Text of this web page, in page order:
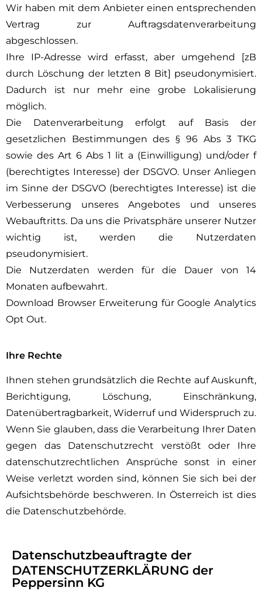
Wir haben mit dem Anbieter einen entsprechenden
Vertrag zur Auftragsdatenverarbeitung
abgeschlossen.
Ihre IP-Adresse wird erfasst, aber umgehend [zB
durch Löschung der letzten 8 Bit] pseudonymisiert.
Dadurch ist nur mehr eine grobe Lokalisierung
möglich.
Die Datenverarbeitung erfolgt auf Basis der
gesetzlichen Bestimmungen des § 96 Abs 3 TKG
sowie des Art 6 Abs 1 lit a (Einwilligung) und/oder f
(berechtigtes Interesse) der DSGVO. Unser Anliegen
im Sinne der DSGVO (berechtigtes Interesse) ist die
Verbesserung unseres Angebotes und unseres
Webauftritts. Da uns die Privatsphäre unserer Nutzer
wichtig ist, werden die Nutzerdaten
pseudonymisiert.
Die Nutzerdaten werden für die Dauer von 14
Monaten aufbewahrt.
Download Browser Erweiterung für Google Analytics
Opt Out.
Ihre Rechte
Ihnen stehen grundsätzlich die Rechte auf Auskunft,
Berichtigung, Löschung, Einschränkung,
Datenübertragbarkeit, Widerruf und Widerspruch zu.
Wenn Sie glauben, dass die Verarbeitung Ihrer Daten
gegen das Datenschutzrecht verstößt oder Ihre
datenschutzrechtlichen Ansprüche sonst in einer
Weise verletzt worden sind, können Sie sich bei der
Aufsichtsbehörde beschweren. In Österreich ist dies
die Datenschutzbehörde.
Datenschutzbeauftragte der
DATENSCHUTZERKLÄRUNG der
Peppersinn KG